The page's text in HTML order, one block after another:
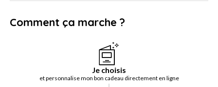
Comment ça marche ?
Je choisis
et personnalise mon bon cadeau directement en ligne